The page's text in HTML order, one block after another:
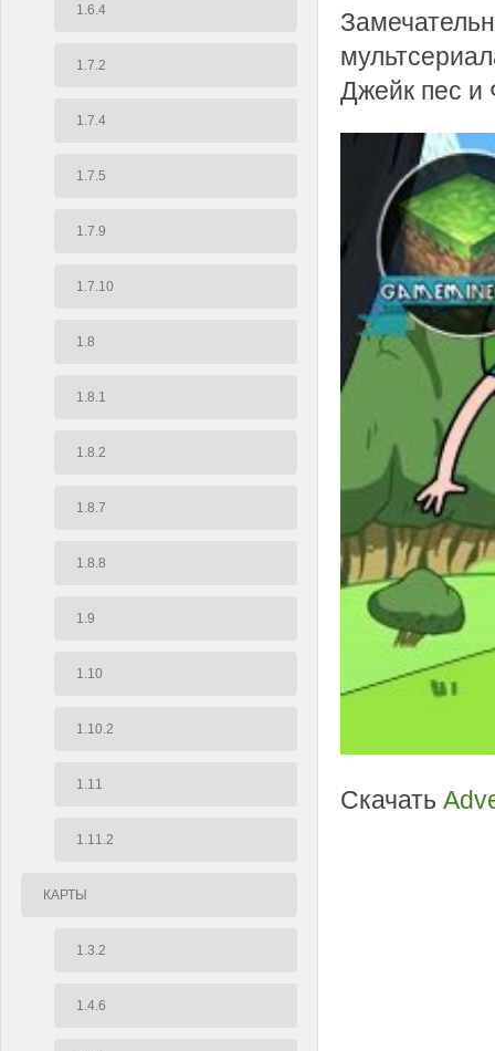
1.6.4
1.7.2
1.7.4
1.7.5
1.7.9
1.7.10
1.8
1.8.1
1.8.2
1.8.7
1.8.8
1.9
1.10
1.10.2
1.11
1.11.2
КАРТЫ
1.3.2
1.4.6
Джейк пес и
Скачать